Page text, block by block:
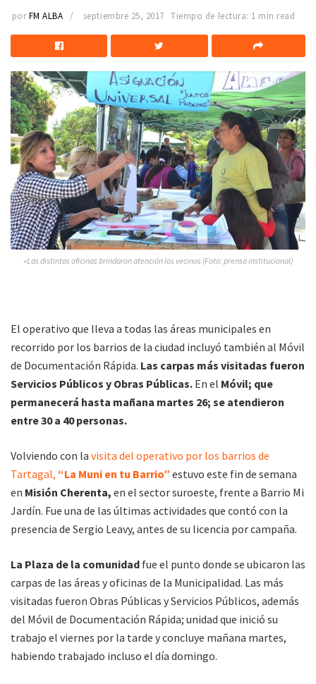
por FM ALBA septiembre 25, 2017 Tiempo de lectura: 1 min read
»Las distintas oficinas brindaron atención los vecinos (Foto: prensa institucional)
El operativo que lleva a todas las áreas municipales en
recorrido por los barrios de la ciudad incluyó también al Móvil
de Documentación Rápida. Las carpas más visitadas fueron
Servicios Públicos y Obras Públicas. En el Móvil; que
permanecerá hasta mañana martes 26; se atendieron
entre 30 a 40 personas.
Volviendo con la visita del operativo por los barrios de
Tartagal, “La Muni en tu Barrio” estuvo este fin de semana
en Misión Cherenta, en el sector suroeste, frente a Barrio Mi
Jardín. Fue una de las últimas actividades que contó con la
presencia de Sergio Leavy, antes de su licencia por campaña.
La Plaza de la comunidad fue el punto donde se ubicaron las
carpas de las áreas y oficinas de la Municipalidad. Las más
visitadas fueron Obras Públicas y Servicios Públicos, además
del Móvil de Documentación Rápida; unidad que inició su
trabajo el viernes por la tarde y concluye mañana martes,
habiendo trabajado incluso el día domingo.